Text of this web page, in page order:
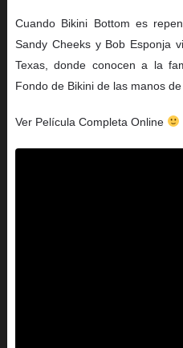
Cuando Bikini Bottom es
Sandy Cheeks y Bob Esponja
Texas, donde conocen a la
Fondo de Bikini de las manos
Ver Película Completa Online